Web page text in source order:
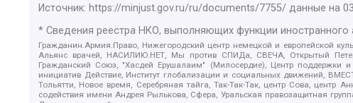
Источник: https://minjust.gov.ru/ru/documents/7755/ данные на
* Сведения реестра НКО, выполняющих функции иностранного
Гражданин.Армия.Право, Нижегородский центр немецкой и европейской
Альянс врачей, НАСИЛИЮ.НЕТ, Мы против СПИДа, СВЕЧА, Открытый
Гражданский Союз, "Хасдей Ерушалаим" (Милосердие), Центр поддержки
инициатив Действие, Институт глобализации и социальных движений,
Тольятти, Новое время, Серебряная тайга, Так-Так-Так, центр Сова,
содействия имени Андрея Рылькова, Сфера, Уральская правозащитная